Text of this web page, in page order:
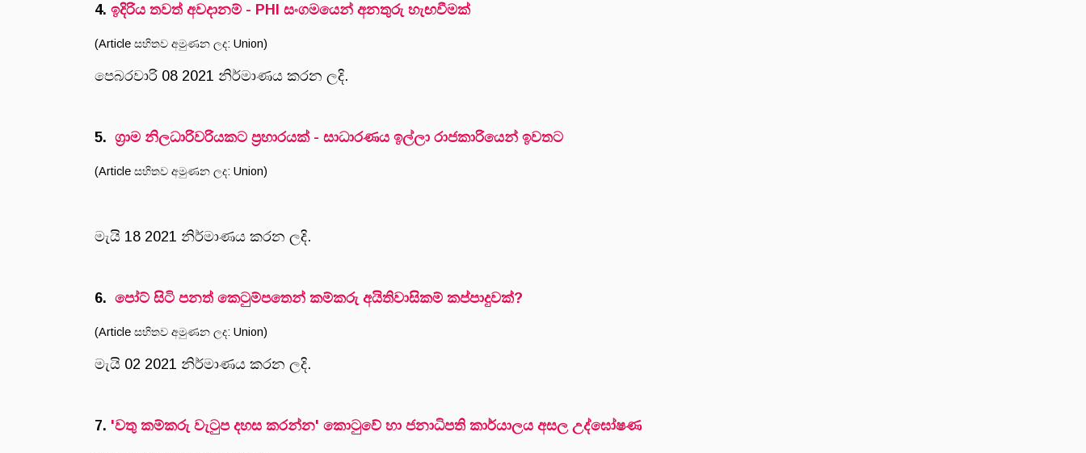
4. ඉදිරිය තවත් අවදානම් - PHI සංගමයෙන් අනතුරු හැඟවීමක්
(Article සහිතව අමුණන ලද: Union)
පෙබරවාරි 08 2021 නිර්මාණය කරන ලදි.
5. ග්‍රාම නිලධාරිවරියකට ප්‍රහාරයක් - සාධාරණය ඉල්ලා රාජකාරියෙන් ඉවතට
(Article සහිතව අමුණන ලද: Union)
මැයි 18 2021 නිර්මාණය කරන ලදි.
6. පෝට් සිටි පනත් කෙටුම්පතෙන් කම්කරු අයිතිවාසිකම් කප්පාදුවක්?
(Article සහිතව අමුණන ලද: Union)
මැයි 02 2021 නිර්මාණය කරන ලදි.
7. 'වතු කම්කරු වැටුප දහස කරන්න' කොටුවේ හා ජනාධිපති කාර්යාලය අසල උද්ඝෝෂණ